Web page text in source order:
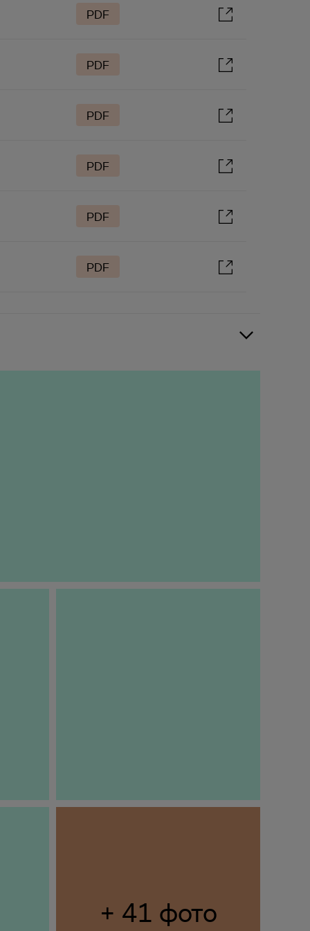
PDF
PDF
PDF
PDF
PDF
PDF
+ 41 фото